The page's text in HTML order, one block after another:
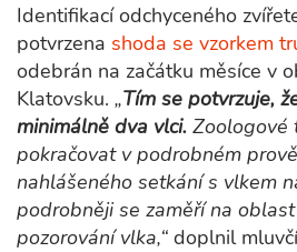
Identifikací odchyceného
potvrzena shoda se vzorkem
odebrán na začátku měsíce v
Klatovsku. „Tím se potvrzuje,
minimálně dva vlci. Zoologové
pokračovat v podrobném
nahlášeného setkání s vlkem
podrobněji se zaměří na
pozorování vlka,“ doplnil